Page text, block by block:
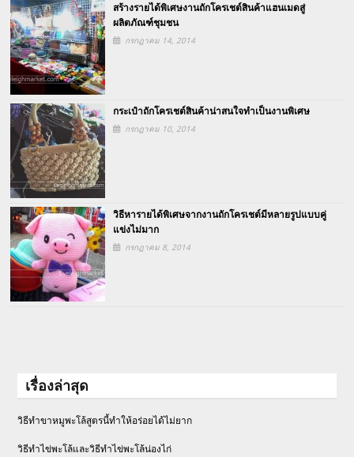
สร้างรายได้พิเศษงานถักโครเชต์สินค้าแฮนเมดสู่
ผลิตภัณฑ์ชุมชน
กรกฎาคม 14, 2014
กระเป๋าถักโครเชต์สินค้าน่าสนใจทำเป็นงานพิเศษ
กรกฎาคม 10, 2014
วิธีหารายได้พิเศษจากงานถักโครเชต์มีหลายรูปแบบคู่
แข่งไม่มาก
กรกฎาคม 8, 2014
เรื่องล่าสุด
วิธีทำขาหมูพะโล้สูตรนี้ทำให้อร่อยได้ไม่ยาก
วิธีทําไข่พะโล้และวิธีทำไข่พะโล้น่องไก่